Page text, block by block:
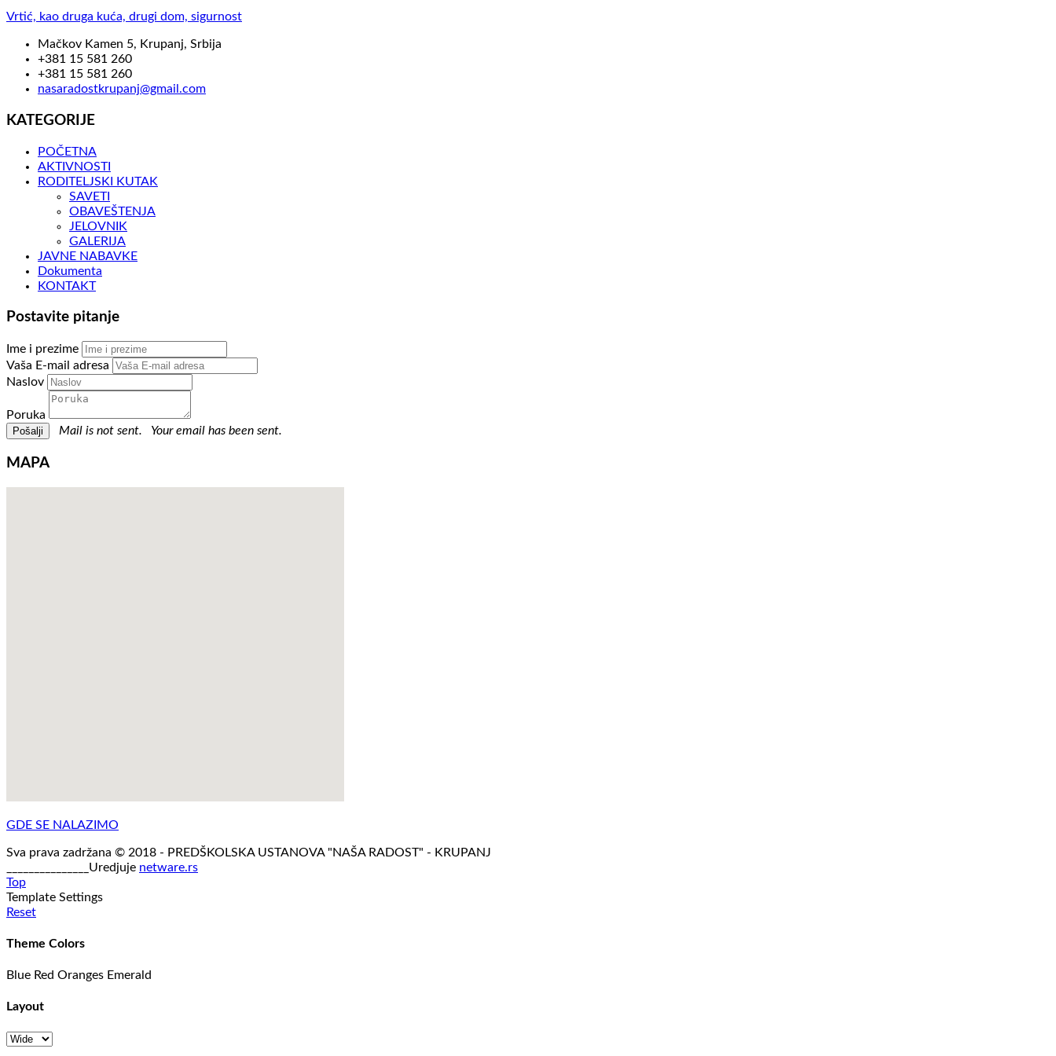
Vrtić, kao druga kuća, drugi dom, sigurnost
Mačkov Kamen 5, Krupanj, Srbija
+381 15 581 260
+381 15 581 260
nasaradostkrupanj@gmail.com
KATEGORIJE
POČETNA
AKTIVNOSTI
RODITELJSKI KUTAK
SAVETI
OBAVEŠTENJA
JELOVNIK
GALERIJA
JAVNE NABAVKE
Dokumenta
KONTAKT
Postavite pitanje
Ime i prezime
Vaša E-mail adresa
Naslov
Poruka
Mail is not sent.
Your email has been sent.
MAPA
GDE SE NALAZIMO
Sva prava zadržana © 2018 - PREDŠKOLSKA USTANOVA "NAŠA RADOST" - KRUPANJ
_______________Uredjuje netware.rs
Top
Template Settings
Reset
Theme Colors
Blue Red Oranges Emerald
Layout